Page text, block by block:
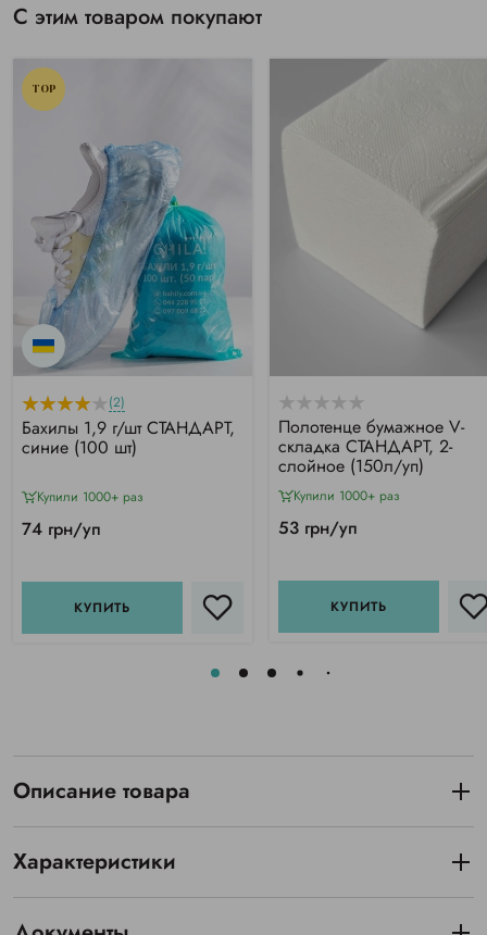
С этим товаром покупают
TOP
(2)
Бахилы 1,9 г/шт СТАНДАРТ,
синие (100 шт)
Купили 1000+ раз
74 грн/уп
КУПИТЬ
Полотенце бумажное V-
складка СТАНДАРТ, 2-
слойное (150л/уп)
Купили 1000+ раз
53 грн/уп
КУПИТЬ
Описание товара
Характеристики